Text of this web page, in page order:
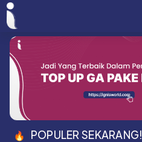
POPULER SEKARANG!